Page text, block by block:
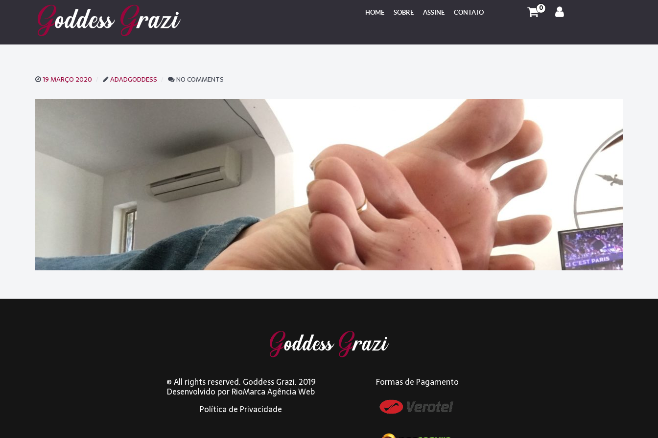
HOME SOBRE ASSINE CONTATO 0
19 MARÇO 2020 ADADGODDESS NO COMMENTS
© All rights reserved. Goddess Grazi. 2019
Desenvolvido porRioMarca Agência Web
Política de Privacidade
Formas de Pagamento